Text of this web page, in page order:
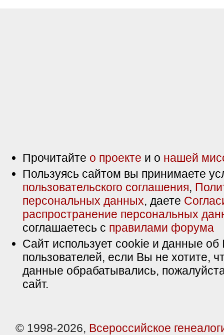
Прочитайте о проекте и о нашей
Пользуясь сайтом вы принимаете
пользовательского соглашения,
персональных данных, даете
распространение персональных
соглашаетесь с правилами форума
Сайт использует cookie и данные об
пользователей, если Вы не хотите,
данные обрабатывались,
сайт.
© 1998-2026, Всероссийское